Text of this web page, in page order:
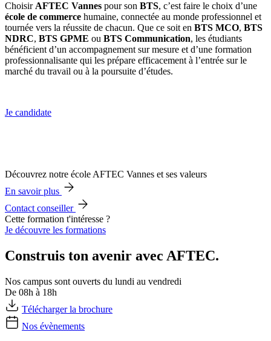
Choisir AFTEC Vannes pour son BTS, c’est faire le choix d’une
école de commerce humaine, connectée au monde professionnel et
tournée vers la réussite de chacun. Que ce soit en BTS MCO, BTS
NDRC, BTS GPME ou BTS Communication, les étudiants
bénéficient d’un accompagnement sur mesure et d’une formation
professionnalisante qui les prépare efficacement à l’entrée sur le
marché du travail ou à la poursuite d’études.
Je candidate
Découvrez notre école AFTEC Vannes et ses valeurs
En savoir plus
Contact conseiller
Cette formation t'intéresse ?
Je découvre les formations
Construis ton avenir avec AFTEC.
Nos campus sont ouverts du lundi au vendredi
De 08h à 18h
Télécharger la brochure
Nos évènements